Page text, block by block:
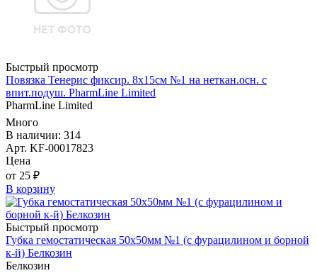
Быстрый просмотр
Повязка Тенерис фиксир. 8х15см №1 на неткан.осн. с
впит.подуш. PharmLine Limited
PharmLine Limited
Много
В наличии: 314
Арт. KF-00017823
Цена
от 25 ₽
В корзину
Быстрый просмотр
Губка гемостатическая 50х50мм №1 (с фурацилином и борной
к-й) Белкозин
Белкозин